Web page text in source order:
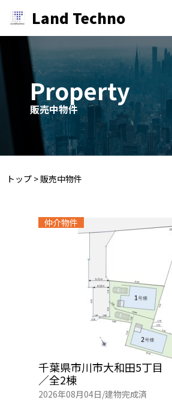
Land Techno
Property
販売中物件
トップ > 販売中物件
仲介物件
千葉県市川市大和田5丁目
／全2棟
2026年08月04日/建物完成済